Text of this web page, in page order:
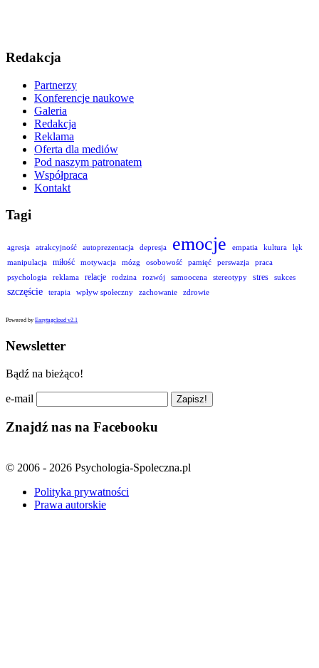
Redakcja
Partnerzy
Konferencje naukowe
Galeria
Redakcja
Reklama
Oferta dla mediów
Pod naszym patronatem
Współpraca
Kontakt
Tagi
agresja atrakcyjność autoprezentacja depresja emocje empatia kultura
lęk
manipulacja
miłość motywacja mózg osobowość pamięć perswazja
praca
psychologia
reklama relacje rodzina rozwój samoocena stereotypy stres sukces
szczęście terapia wpływ społeczny zachowanie zdrowie
Powered by Easytagcloud v2.1
Newsletter
Bądź na bieżąco!
e-mail
Znajdź nas na Facebooku
© 2006 - 2026 Psychologia-Spoleczna.pl
Polityka prywatności
Prawa autorskie